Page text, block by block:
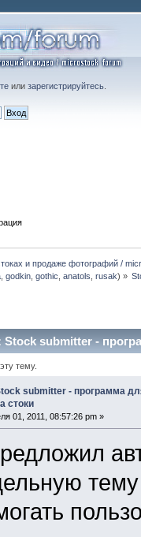
или зарегистрируйтесь.
и продаже фотографий /
,godkin ,gothic ,anatols ,rusak) »
Stock submitter -
тему.
submitter - программа
стоки
01, 2011, 08:57:26 pm »